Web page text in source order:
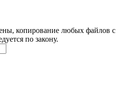
копирование любых файлов с
по закону.